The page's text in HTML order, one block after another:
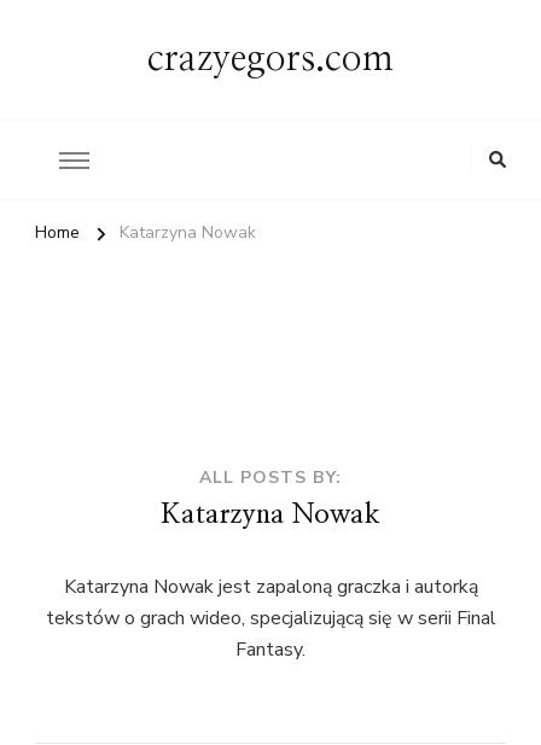
crazyegors.com
Home Katarzyna Nowak
ALL POSTS BY:
Katarzyna Nowak
Katarzyna Nowak jest zapaloną graczka i autorką
tekstów o grach wideo, specjalizującą się w serii Final
Fantasy.